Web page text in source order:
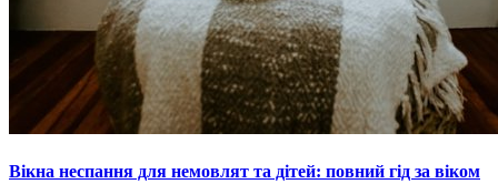
Вікна неспання для немовлят та дітей: повний гід за віком